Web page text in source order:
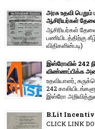
அரசு உதவி
ஆசிரியர்கள்
ஆசிரியர்கள் தேவை
பணியிடத்திற்கு
விதிகளின்படி)
இஸ்ரோவில் 242
விண்ணப்பிக்க
உதவியாளர்,
242
இஸ்ரோ
B.Lit
CLICK LINK